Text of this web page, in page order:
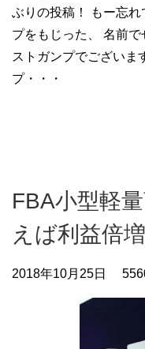
ぶりの投稿！ もー忘
プをもじった、 名前
ストガンプでございま
プ・・・
FBA小型軽
えば利益倍増
2018年10月25日